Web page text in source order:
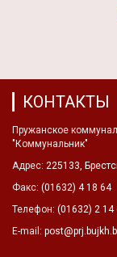
КОНТАКТЫ
Пружанское
"Коммунальник"
Адрес: 225133,
Факс: (01632) 4 18 64
Телефон: (01632) 2 14
E-mail: